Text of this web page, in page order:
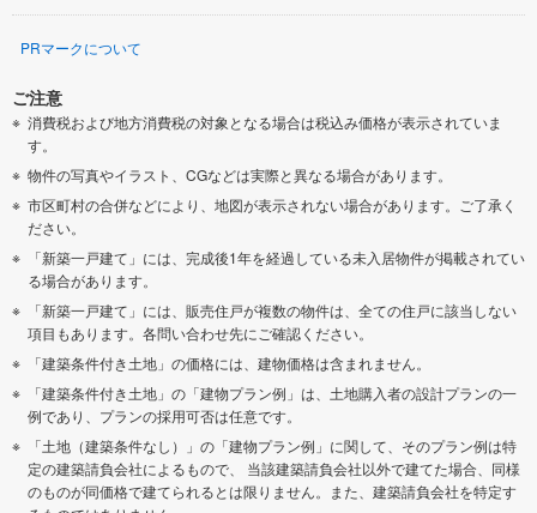
PRマークについて
ご注意
消費税および地方消費税の対象となる場合は税込み価格が表示されていま
す。
物件の写真やイラスト、CGなどは実際と異なる場合があります。
市区町村の合併などにより、地図が表示されない場合があります。ご了承く
ださい。
「新築一戸建て」には、完成後1年を経過している未入居物件が掲載されてい
る場合があります。
「新築一戸建て」には、販売住戸が複数の物件は、全ての住戸に該当しない
項目もあります。各問い合わせ先にご確認ください。
「建築条件付き土地」の価格には、建物価格は含まれません。
「建築条件付き土地」の「建物プラン例」は、土地購入者の設計プランの一
例であり、プランの採用可否は任意です。
「土地（建築条件なし）」の「建物プラン例」に関して、そのプラン例は特
定の建築請負会社によるもので、 当該建築請負会社以外で建てた場合、同様
のものが同価格で建てられるとは限りません。また、建築請負会社を特定す